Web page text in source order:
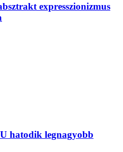
expresszionizmus
hatodik legnagyobb